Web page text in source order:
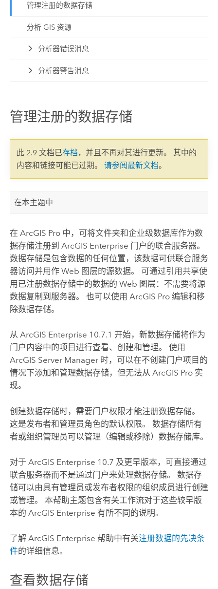
管理注册的数据存储
分析 GIS 资源
分析器错误消息
分析器警告消息
管理注册的数据存储
此 2.9 文档已存档，并且不再对其进行更新。 其中的
内容和链接可能已过期。 请参阅最新文档。
在本主题中
在 ArcGIS Pro中，可将文件夹和企业级数据库作为数
据存储注册到 ArcGIS Enterprise 门户的联合服务器。
数据存储是包含数据的任何位置，该数据可供联合服务
器访问并用作 Web 图层的源数据。 可通过引用共享使
用已注册数据存储中的数据的 Web 图层：不需要将源
数据复制到服务器。 也可以使用 ArcGIS Pro编辑和移
除数据存储。
从 ArcGIS Enterprise 10.7.1 开始，新数据存储将作为
门户内容中的项目进行查看、创建和管理。 使用
ArcGIS Server Manager时，可以在不创建门户项目的
情况下添加和管理数据存储，但无法从 ArcGIS Pro实
现。
创建数据存储时，需要门户权限才能注册数据存储。
这是发布者和管理员角色的默认权限。 数据存储所有
者或组织管理员可以管理（编辑或移除）数据存储库。
对于 ArcGIS Enterprise 10.7 及更早版本，可直接通过
联合服务器而不是通过门户来处理数据存储。 数据存
储可以由具有管理员或发布者权限的组织成员进行创建
或管理。 本帮助主题包含有关工作流对于这些较早版
本的 ArcGIS Enterprise 有所不同的说明。
了解 ArcGIS Enterprise 帮助中有关注册数据的先决条
件的详细信息。
查看数据存储